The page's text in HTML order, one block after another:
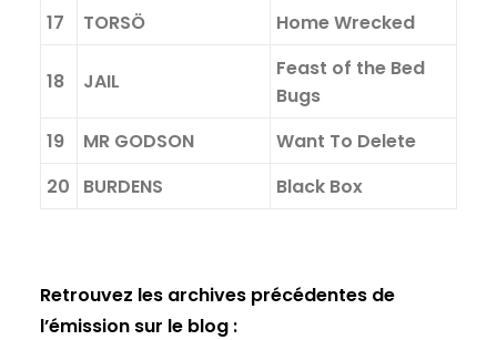
17 TORSÖ Home Wrecked
18 JAIL
Feast of the Bed
Bugs
19
MR GODSON
Want To Delete
20
BURDENS Black Box
Retrouvez les archives précédentes de
l’émission sur le blog :